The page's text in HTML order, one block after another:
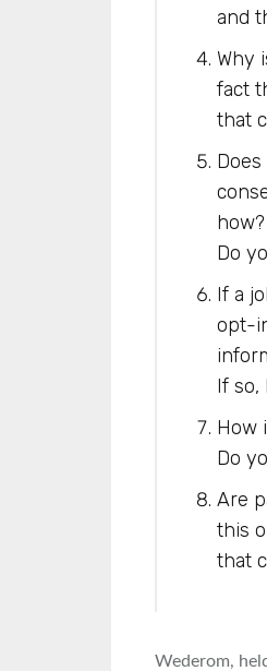
and
Why
fact
that
Do
If a
opt-
If so,
How
Do
Are
this
that
Wederom,